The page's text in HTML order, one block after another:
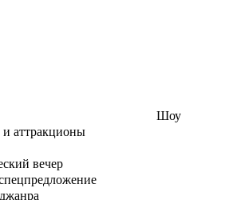
Шоу
аттракционы
вечер